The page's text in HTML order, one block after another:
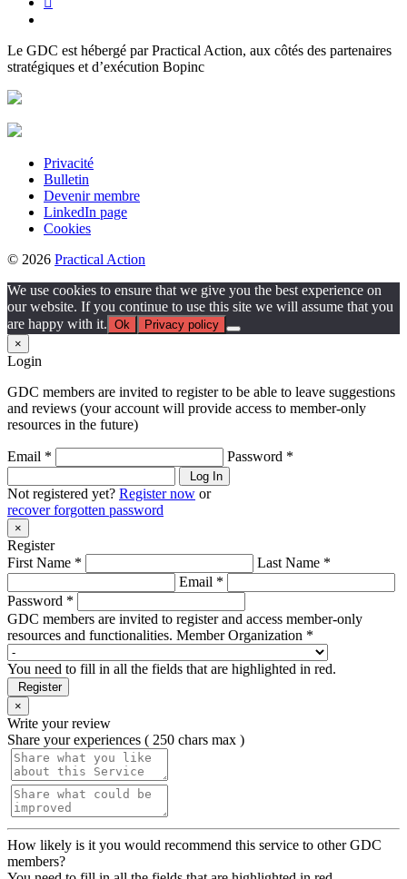
Le GDC est hébergé par Practical Action, aux côtés des partenaires
stratégiques et d’exécution Bopinc
Privacité
Bulletin
Devenir membre
LinkedIn page
Cookies
© 2026 Practical Action
We use cookies to ensure that we give you the best experience on
our website. If you continue to use this site we will assume that you
are happy with it. Ok
Privacy policy
×
Login
GDC members are invited to register to be able to leave suggestions
and reviews (your account will provide access to member-only
resources in the future)
Email * Password *
Log In
Not registered yet? Register now or
recover forgotten password
×
Register
First Name *
Last Name *
Email *
Password *
GDC members are invited to register and access member-only
resources and functionalities. Member Organization *
You need to fill in all the fields that are highlighted in red.
Register
×
Write your review
Share your experiences ( 250 chars max )
How likely is it you would recommend this service to other GDC
members?